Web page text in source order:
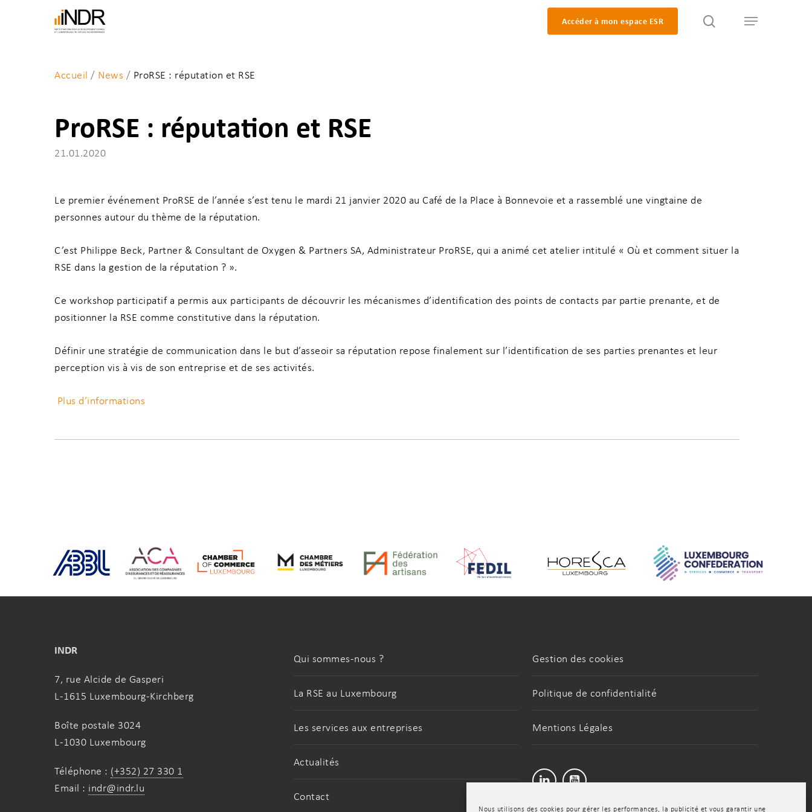
Nous utilisons des cookies pour gérer les performances, la publicité et vous garantir une
Entrez un mot-clé et tapez sur “Enter" pour lancer votre recherche
Accéder à mon espace ESR searchMenu
Accueil / News / ProRSE : réputation et RSE
ProRSE : réputation et RSE
21.01.2020
Le premier événement ProRSE de l’année s’est tenu le mardi 21 janvier 2020 au Café de la Place à Bonnevoie et a rassemblé une vingtaine de
personnes autour du thème de la réputation.
C’est Philippe Beck, Partner & Consultant de Oxygen & Partners SA, Administrateur ProRSE, qui a animé cet atelier intitulé « Où et comment situer la
RSE dans la gestion de la réputation ? ».
Ce workshop participatif a permis aux participants de découvrir les mécanismes d’identification des points de contacts par partie prenante, et de
positionner la RSE comme constitutive dans la réputation.
Définir une stratégie de communication dans le but d’asseoir sa réputation repose finalement sur l’identification de ses parties prenantes et leur
perception vis à vis de son entreprise et de ses activités.
Plus d’informations
INDR
7, rue Alcide de Gasperi
L-1615 Luxembourg-Kirchberg
Boîte postale 3024
L-1030 Luxembourg
Téléphone : (+352) 27 330 1
Email : indr@indr.lu
Qui sommes-nous ?
La RSE au Luxembourg
Les services aux entreprises
Actualités
Contact
Gestion des cookies
Politique de confidentialité
Mentions Légales
LinkedInYoutube